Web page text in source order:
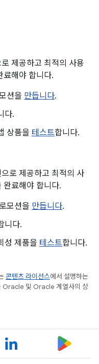
제공하고 최적의 사용
료해야 합니다.
션을 만듭니다.
다.
상품을 테스트합니다.
로 제공하고 최적의 사
완료해야 합니다.
모션을 만듭니다.
니다.
성 제품을 테스트합니다.
콘텐츠 라이선스에서 설명하는
Oracle 및 Oracle 계열사의 상